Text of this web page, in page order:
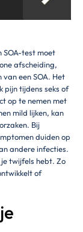
SOA-test moet
afscheiding,
van een SOA. Het
pijn tijdens seks of
op te nemen met
mild lijken, kan
Bij
duiden op
andere infecties.
twijfels hebt. Zo
of